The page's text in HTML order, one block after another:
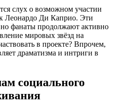
слух о возможном участии
Леонардо Ди Каприо. Эти
фанаты продолжают активно
мировых звёзд на
в проекте? Впрочем,
драматизма и интриги в
социального